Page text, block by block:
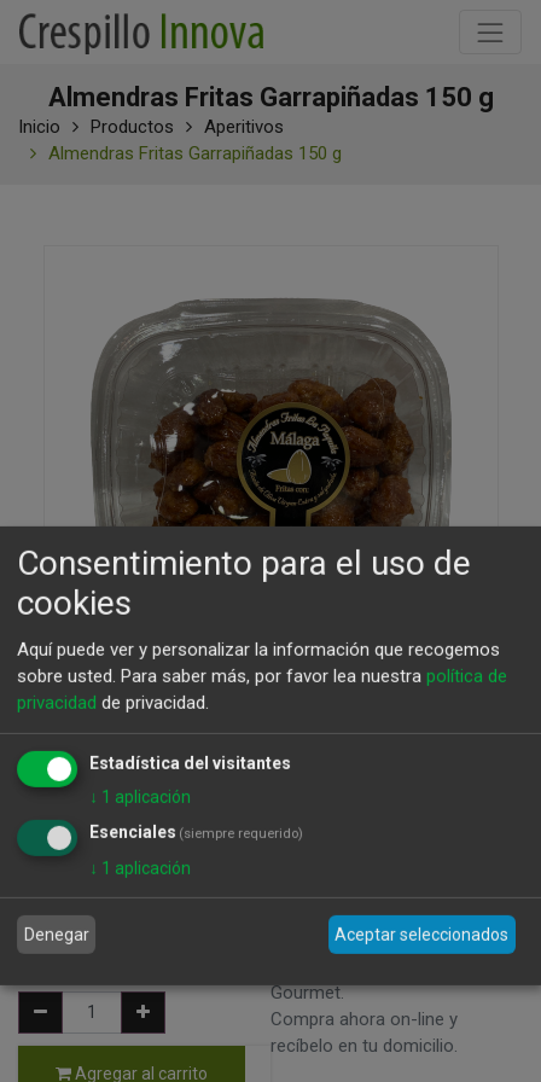
Almendras Fritas Garrapiñadas 150 g
Inicio Productos
Aperitivos
Almendras Fritas Garrapiñadas 150 g
Almendras Fritas Garrapiñadas 150 g
Peso: 150g - Precio x Kg: 28 €
CJ-0829 - 8436030410144 - Frutos secos y snacks - Marca: La
Paquita
Agregar al carrito
Gourmet.
Compra ahora on-line y
recíbelo en tu domicilio.
Consentimiento para el uso de
cookies
Aquí puede ver y personalizar la información que recogemos
sobre usted. Para saber más, por favor lea nuestra política de
privacidad de privacidad.
Estadística del visitantes
↓ 1 aplicación
Esenciales (siempre requerido)
↓ 1 aplicación
Denegar Aceptar seleccionados